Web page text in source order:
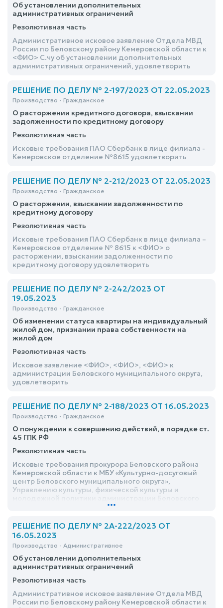
Об установлении дополнительных
административных ограничений
Резолютивная часть
Административное исковое заявление Отдела МВД
России по Беловскому району Кемеровской области к
<ФИО> С.чу об установлении дополнительных
административных ограничений, удовлетворить
РЕШЕНИЕ ПО ДЕЛУ № 2-197/2023 ОТ 22.05.2023
Производство - Гражданское
О расторжении кредитного договора, взыскании
задолженности по кредитному договору
Резолютивная часть
Исковые требования ПАО Сбербанк в лице филиала -
Кемеровское отделение №8615 удовлетворить
РЕШЕНИЕ ПО ДЕЛУ № 2-212/2023 ОТ 22.05.2023
Производство - Гражданское
О расторжении, взыскании задолженности по
кредитному договору
Резолютивная часть
Исковые требования ПАО Сбербанк в лице филиала –
Кемеровское отделение № 8615 к <ФИО> о
расторжении, взыскании задолженности по
кредитному договору удовлетворить
РЕШЕНИЕ ПО ДЕЛУ № 2-242/2023 ОТ
19.05.2023
Производство - Гражданское
Об изменении статуса квартиры на индивидуальный
жилой дом, признании права собственности на
жилой дом
Резолютивная часть
Исковое заявление <ФИО>, <ФИО>, <ФИО> к
администрации Беловского муниципального округа,
удовлетворить
РЕШЕНИЕ ПО ДЕЛУ № 2-188/2023 ОТ 16.05.2023
Производство - Гражданское
О понуждении к совершению действий, в порядке ст.
45 ГПК РФ
Резолютивная часть
Исковые требования прокурора Беловского района
Кемеровской области к МБУ «Культурно-досуговый
центр Беловского муниципального округа»,
Управлению культуры, физической культуры и
муниципального округа, администрации Беловского
действий, в порядке ст. 45 ГПК РФ, удовлетворить
...
РЕШЕНИЕ ПО ДЕЛУ № 2А-222/2023 ОТ
16.05.2023
Производство - Административное
Об установлении дополнительных
административных ограничений
Резолютивная часть
Административное исковое заявление Отдела МВД
России по Беловскому району Кемеровской области к